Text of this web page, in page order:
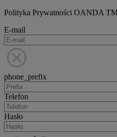
Polityka Prywatności OANDA
E-mail
phone_prefix
Telefon
Hasło